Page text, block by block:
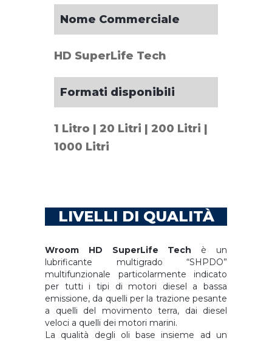
Nome Commerciale
HD SuperLife Tech
Formati disponibili
1 Litro | 20 Litri | 200 Litri |
1000 Litri
LIVELLI DI QUALITÀ
Wroom HD SuperLife Tech è un
lubrificante multigrado “SHPDO”
multifunzionale particolarmente indicato
per tutti i tipi di motori diesel a bassa
emissione, da quelli per la trazione pesante
a quelli del movimento terra, dai diesel
veloci a quelli dei motori marini.
La qualità degli oli base insieme ad un